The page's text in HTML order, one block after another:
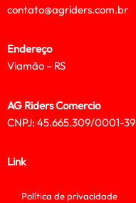
contato@agriders.com.br
Endereço
Viamão – RS
AG Riders Comercio
CNPJ: 45.665.309/0001-39
Link
Política de privacidade